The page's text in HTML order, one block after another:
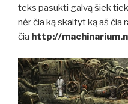
teks pasukti galvą šiek
nėr čia ką skaityt ką aš čia
čia http://